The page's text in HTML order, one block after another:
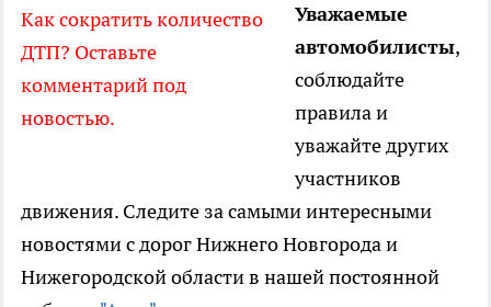
Как сократить количество
ДТП? Оставьте
комментарий под
новостью.
Уважаемые
автомобилисты,
соблюдайте
правила и
уважайте других
участников
движения. Следите за самыми интересными
новостями с дорог Нижнего Новгорода и
Нижегородской области в нашей постоянной